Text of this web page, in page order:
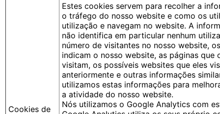
Cookies de
Estes cookies servem para recolher a
o tráfego do nosso website e como os
utilização e navegam no website. A
não identifica em particular nenhum
número de visitantes no nosso website,
indicam o nosso website, as páginas que
visitam, os possíveis websites que eles
anteriormente e outras informações
utilizamos estas informações para
a atividade do nosso website.
Nós utilizamos o Google Analytics com